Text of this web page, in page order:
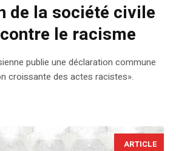
de la société civile
le racisme
publie une déclaration commune
croissante des actes racistes».
ARTICLE